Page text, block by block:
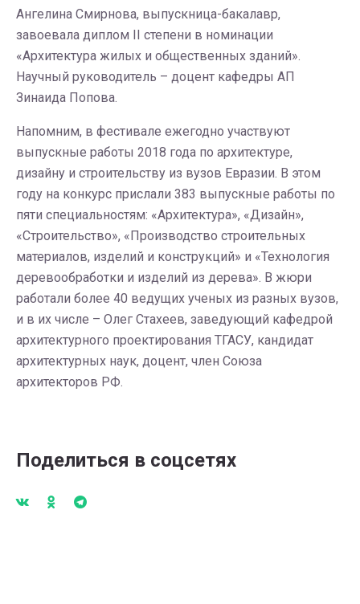
Ангелина Смирнова, выпускница-бакалавр,
завоевала диплом II степени в номинации
«Архитектура жилых и общественных зданий».
Научный руководитель – доцент кафедры АП
Зинаида Попова.
Напомним, в фестивале ежегодно участвуют
выпускные работы 2018 года по архитектуре,
дизайну и строительству из вузов Евразии. В этом
году на конкурс прислали 383 выпускные работы по
пяти специальностям: «Архитектура», «Дизайн»,
«Строительство», «Производство строительных
материалов, изделий и конструкций» и «Технология
деревообработки и изделий из дерева». В жюри
работали более 40 ведущих ученых из разных вузов,
и в их числе – Олег Стахеев, заведующий кафедрой
архитектурного проектирования ТГАСУ, кандидат
архитектурных наук, доцент, член Союза
архитекторов РФ.
Поделиться в соцсетях